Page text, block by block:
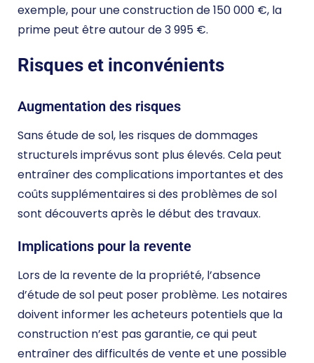
exemple, pour une construction de 150 000 €, la
prime peut être autour de 3 995 €​.
Risques et inconvénients
Augmentation des risques
Sans étude de sol, les risques de dommages
structurels imprévus sont plus élevés. Cela peut
entraîner des complications importantes et des
coûts supplémentaires si des problèmes de sol
sont découverts après le début des travaux.
Implications pour la revente
Lors de la revente de la propriété, l’absence
d’étude de sol peut poser problème. Les notaires
doivent informer les acheteurs potentiels que la
construction n’est pas garantie, ce qui peut
entraîner des difficultés de vente et une possible